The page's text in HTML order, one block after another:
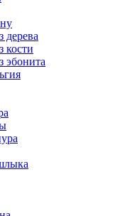
дерева
кости
эбонита